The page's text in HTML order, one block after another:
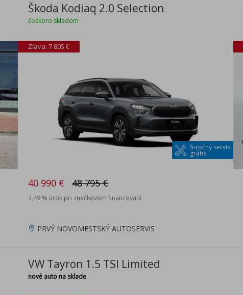
Škoda Kodiaq 2.0 Selection
čoskoro skladom
5-ročný servis
grátis
Zľava: 7 805 €
40 990 € 48 795 €
3,49 % úrok pri značkovom financovaní
PRVÝ NOVOMESTSKÝ AUTOSERVIS
VW Tayron 1.5 TSI Limited
nové auto na sklade